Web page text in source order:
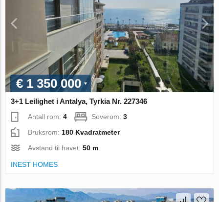
€ 1 350 000
3+1 Leilighet i Antalya, Tyrkia Nr. 227346
Antall rom:4 Soverom:3
Bruksrom: 180 Kvadratmeter
Avstand til havet:50 m
INEST HOMES